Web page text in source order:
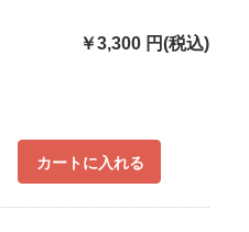
￥3,300 円(税込)
カートに入れる